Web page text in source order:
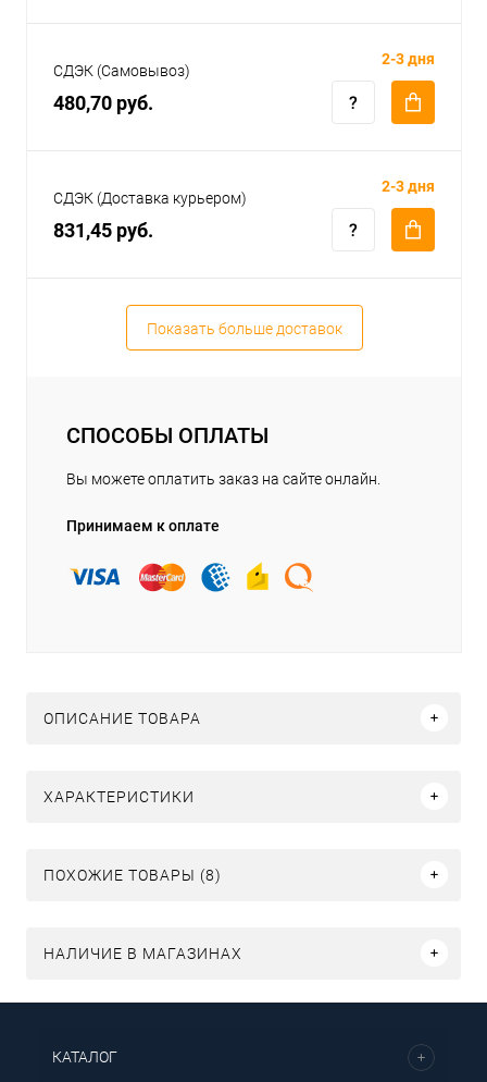
СДЭК (Самовывоз)
480,70 руб.
2-3 дня
СДЭК (Доставка курьером)
831,45 руб.
2-3 дня
Показать больше доставок
СПОСОБЫ ОПЛАТЫ
Вы можете оплатить заказ на сайте онлайн.
Принимаем к оплате
ОПИСАНИЕ ТОВАРА
ХАРАКТЕРИСТИКИ
ПОХОЖИЕ ТОВАРЫ (8)
НАЛИЧИЕ В МАГАЗИНАХ
КАТАЛОГ